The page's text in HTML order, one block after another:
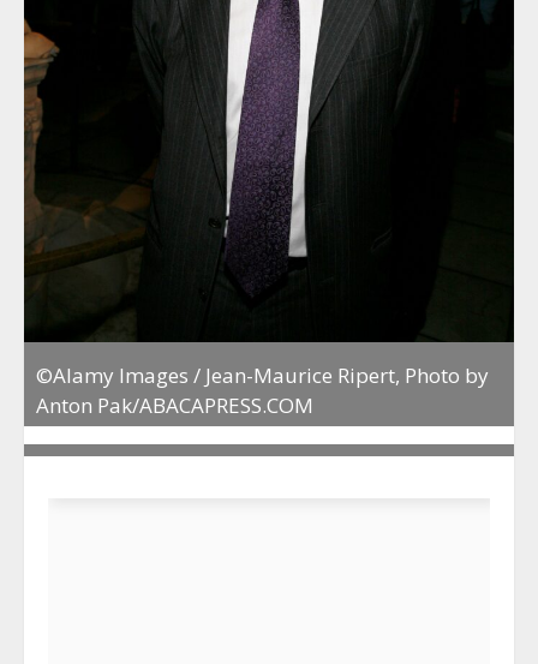
©Alamy Images / Jean-Maurice Ripert, Photo by
Anton Pak/ABACAPRESS.COM